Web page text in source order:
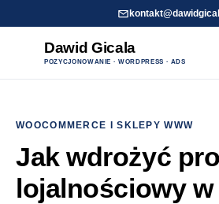
Dawid Gicala
POZYCJONOWANIE · WORDPRESS · ADS
treściWOOCOMMERCE I SKLEPY WWW
Jak wdrożyć
lojalnościowy w